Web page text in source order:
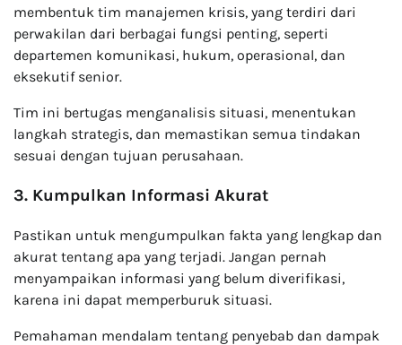
membentuk tim manajemen krisis, yang terdiri dari
perwakilan dari berbagai fungsi penting, seperti
departemen komunikasi, hukum, operasional, dan
eksekutif senior.
Tim ini bertugas menganalisis situasi, menentukan
langkah strategis, dan memastikan semua tindakan
sesuai dengan tujuan perusahaan.
3. Kumpulkan Informasi Akurat
Pastikan untuk mengumpulkan fakta yang lengkap dan
akurat tentang apa yang terjadi. Jangan pernah
menyampaikan informasi yang belum diverifikasi,
karena ini dapat memperburuk situasi.
Pemahaman mendalam tentang penyebab dan dampak